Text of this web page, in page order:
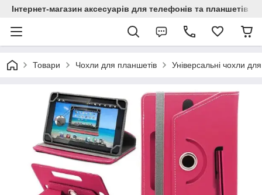
Інтернет-магазин аксесуарів для телефонів та планшетів
Товари Чохли для планшетів Універсальні чохли